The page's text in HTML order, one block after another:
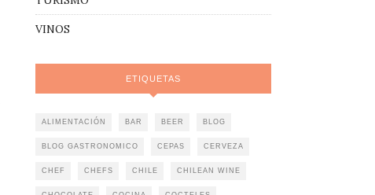
VINOS
ETIQUETAS
ALIMENTACIÓN BAR BEER BLOG
BLOG GASTRONOMICO CEPAS CERVEZA
CHEF CHEFS CHILE CHILEAN WINE